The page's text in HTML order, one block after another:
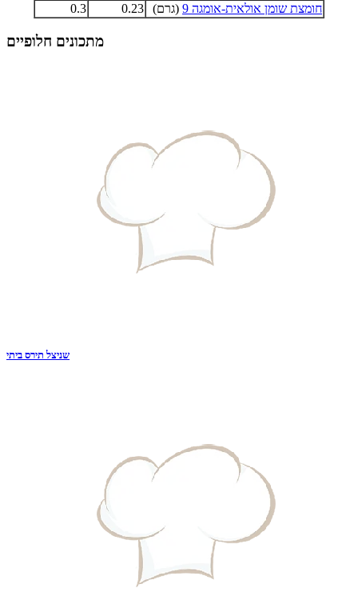
חומצת שומן אולאית-אומגה 9
(גרם) 0.23
0.3
מתכונים חלופיים
שניצל תירס ביתי